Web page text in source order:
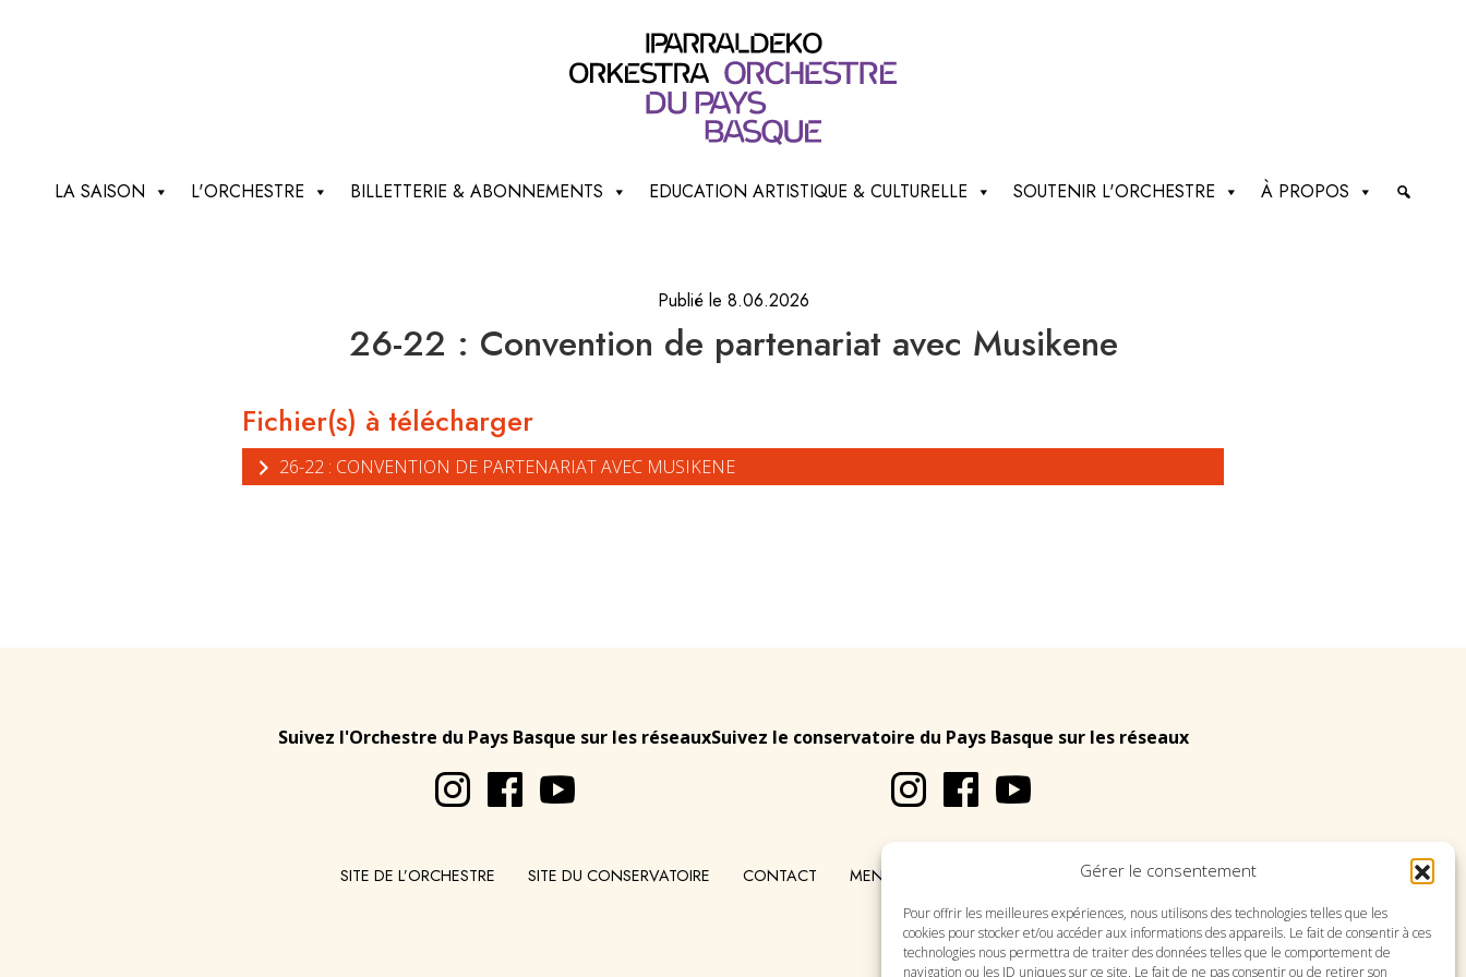
Gérer le consentement
Pour offrir les meilleures expériences, nous utilisons des technologies telles que les
cookies pour stocker et/ou accéder aux informations des appareils. Le fait de consentir à ces
technologies nous permettra de traiter des données telles que le comportement de
navigation ou les ID uniques sur ce site. Le fait de ne pas consentir ou de retirer son
LA SAISON L'ORCHESTRE BILLETTERIE & ABONNEMENTS EDUCATION ARTISTIQUE & CULTURELLE SOUTENIR L'ORCHESTRE À PROPOS
Publié le 8.06.2026
26-22 : Convention de partenariat avec Musikene
Fichier(s) à télécharger
26-22 : CONVENTION DE PARTENARIAT AVEC MUSIKENE
Suivez l'Orchestre du Pays Basque sur les réseauxSuivez le conservatoire du Pays Basque sur les réseaux
SITE DE L’ORCHESTRE SITE DU CONSERVATOIRE CONTACT MENTIONS LÉGALES PLAN DU SITE